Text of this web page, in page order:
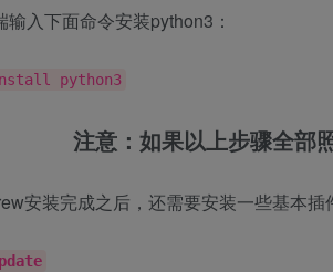
输入下面命令安装python3：
python3
注意：如果以上步骤全部
安装完成之后，还需要安装一些基本插